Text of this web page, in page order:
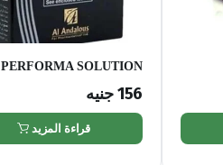
PERFORMA SOLUTION
156جنيه
قراءة المزيد